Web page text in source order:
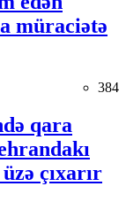
müraciətə
384
qara
çıxarır